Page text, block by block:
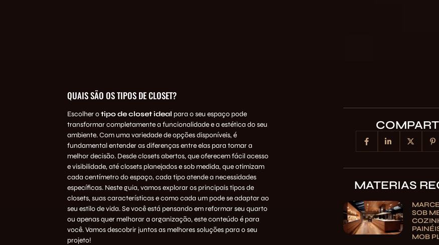
QUAIS SÃO OS TIPOS DE CLOSET?
Escolher otipo de closet ideal para o seu espaço pode
transformar completamente a funcionalidade e a estética do seu
ambiente. Com uma variedade de opções disponíveis, é
fundamental entender as diferenças entre elas para tomar a
melhor decisão. Desde closets abertos, que oferecem fácil acesso
e visibilidade, até closets planejados e sob medida, que otimizam
cada centímetro do espaço, cada tipo atende a necessidades
específicas. Neste guia, vamos explorar os principais tipos de
closets, suas características e como cada um pode se adaptar ao
seu estilo de vida. Se você está pensando em reformar seu quarto
ou apenas quer melhorar a organização, este conteúdo é para
você. Vamos descobrir juntos as melhores soluções para o seu
projeto!
MATERIAS
SOB
MOB